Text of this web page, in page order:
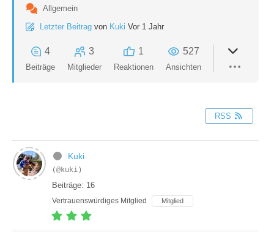
Allgemein
Letzter Beitrag von Kuki Vor 1 Jahr
4
Beiträge
3
Mitglieder
1
Reaktionen
527
Ansichten
RSS
Kuki
(@kuki)
Beiträge: 16
Vertrauenswürdiges Mitglied Mitglied